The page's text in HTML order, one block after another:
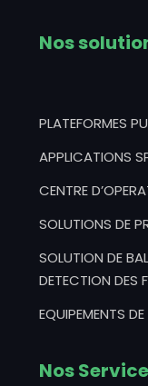
Nos
PLATEFORMES
APPLICATIONS
CENTRE
SOLUTIONS DE
SOLUTION DE
DETECTION DES
EQUIPEMENTS
Nos